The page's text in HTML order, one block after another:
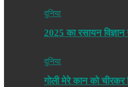
दुनिया
2025 का रसायन
दुनिया
गोली मेरे कान को